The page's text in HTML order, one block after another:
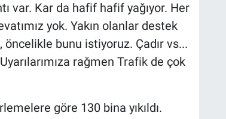
var. Kar da hafif hafif yağıyor. Her
yok. Yakın olanlar destek
bunu istiyoruz. Çadır vs...
rağmen Trafikde çok
göre 130 bina yıkıldı.